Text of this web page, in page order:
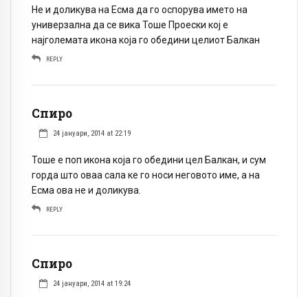
Не и доликува на Есма да го оспорува името на
универзална да се вика Тоше Проески кој е
најголемата икона која го обедини целиот Балкан
REPLY
Спиро
24 јануари, 2014 at 22:19
Тоше е поп икона која го обедини цел Балкан, и сум
горда што оваа сала ке го носи неговото име, а на
Есма ова не и доликува.
REPLY
Спиро
24 јануари, 2014 at 19:24